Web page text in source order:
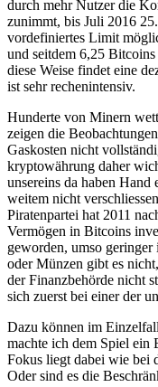
durch mehr Nutzer die
zunimmt, bis Juli 2016
vordefiniertes Limit
und seitdem 6,25
diese Weise findet eine
ist sehr rechenintensiv.
Hunderte von Minern
zeigen die
Gaskosten nicht
kryptowährung daher
unsereins da haben
weitem nicht
Piratenpartei hat 2011
Vermögen in Bitcoins
geworden, umso geringer
oder Münzen gibt es
der Finanzbehörde nicht
sich zuerst bei einer der
Dazu können im
machte ich dem Spiel ein
Fokus liegt dabei wie bei
Oder sind es die